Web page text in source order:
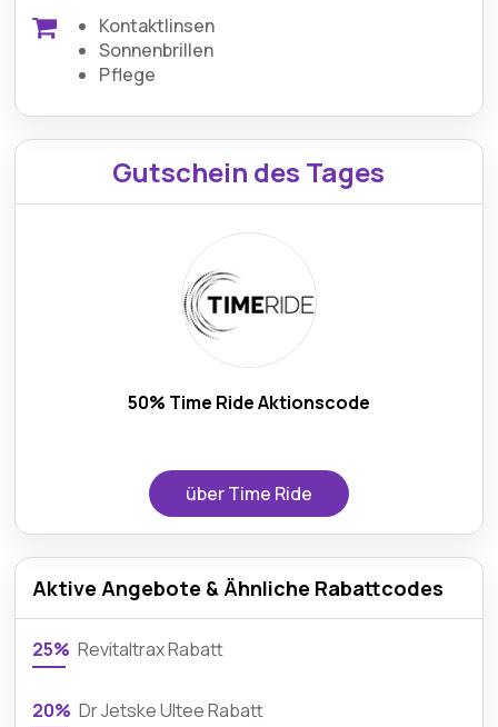
Kontaktlinsen
Sonnenbrillen
Pflege
Gutschein des Tages
50% Time Ride Aktionscode
über Time Ride
Aktive Angebote & Ähnliche Rabattcodes
25% Revitaltrax Rabatt
20% Dr Jetske Ultee Rabatt